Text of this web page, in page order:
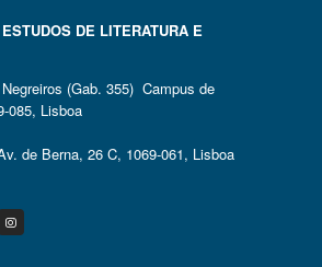
DE LITERATURA E
(Gab. 355) Campus de
085, Lisboa
de Berna, 26 C, 1069-061, Lisboa
Instagram